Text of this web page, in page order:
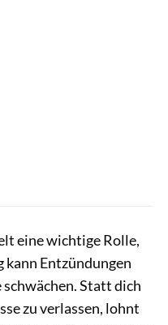
eine wichtige Rolle,
kann Entzündungen
Statt dich
zu verlassen, lohnt